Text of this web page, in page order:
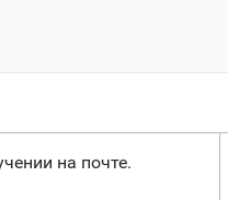
на почте.